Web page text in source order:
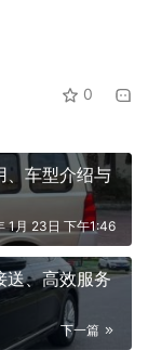
0
、车型介绍与
1月 23日 下午1:46
送、高效服务
下一篇